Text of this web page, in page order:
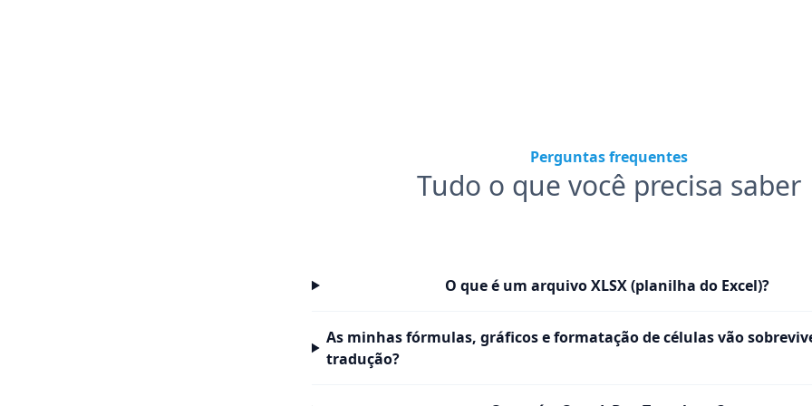
Perguntas frequentes
Tudo o que você precisa saber
O que é um arquivo XLSX (planilha do Excel)?
As minhas fórmulas, gráficos e formatação de células vão
tradução?